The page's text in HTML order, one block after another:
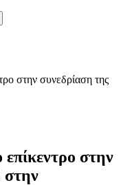
στην συνεδρίαση της
επίκεντρο στην